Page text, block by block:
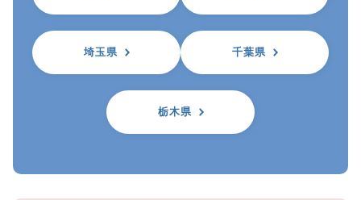
埼玉県 千葉県
栃木県